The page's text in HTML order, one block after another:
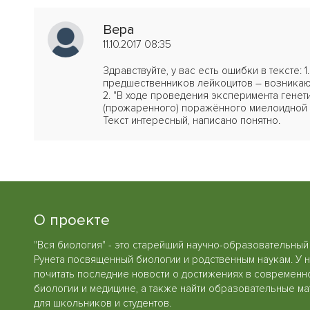
Вера
11.10.2017 08:35
Здравствуйте, у вас есть ошибки в
предшественников лейкоцитов –
2. "В ходе проведения эксперимента
(прожаренного) поражённого миелоидной
Текст интересный, написано понятно.
О проекте
"Вся биология" - это старейший научно-
Рунета посвященный биологии и родственным наукам. У
почитать последние новости о достижениях в
биологии и медицине, а также найти образовательные
для школьников и студентов.